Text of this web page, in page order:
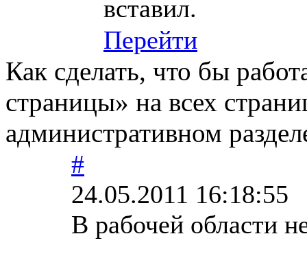
вставил.
Перейти
Как сделать, что бы
страницы» на всех
административном
#
24.05.2011 16:18:55
В рабочей области